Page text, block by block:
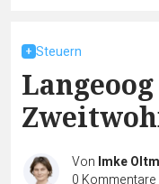
Steuern
Von Imke
0 Kommentare